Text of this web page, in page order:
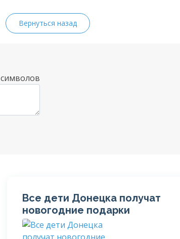
Вернуться назад
символов
Все дети Донецка получат
новогодние подарки